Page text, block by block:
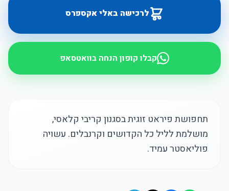
לרכישה באלי אקספרס
קבלו קופון הנחה בוואטסאפ
תחפושת פיראט זוגית בסגנון קריבי קלאסי,
מושלמת לליל כל הקדושים וקרנבלים. עשויה
פוליאסטר עמיד.